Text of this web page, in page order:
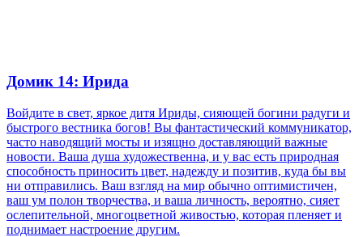
Домик 14: Ирида
Войдите в свет, яркое дитя Ириды, сияющей богини радуги и
быстрого вестника богов! Вы фантастический коммуникатор,
часто наводящий мосты и изящно доставляющий важные
новости. Ваша душа художественна, и у вас есть природная
способность приносить цвет, надежду и позитив, куда бы вы
ни отправились. Ваш взгляд на мир обычно оптимистичен,
ваш ум полон творчества, и ваша личность, вероятно, сияет
ослепительной, многоцветной живостью, которая пленяет и
поднимает настроение другим.